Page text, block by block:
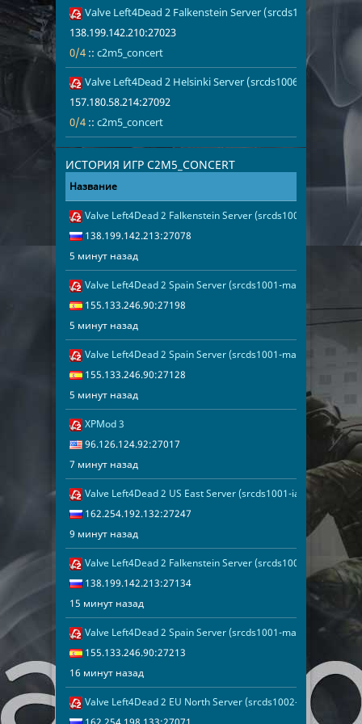
Valve Left4Dead 2 Falkenstein Server (srcds1005-fsn-
138.199.142.210:27023
0/4 :: c2m5_concert
0/4
Valve Left4Dead 2 Helsinki Server (srcds1006-hel-
157.180.58.214:27092
0/4 :: c2m5_concert
ИСТОРИЯ ИГР C2M5_CONCERT
Название Адрес
Дата
Valve Left4Dead 2 Falkenstein Server (srcds1002-fsn-
138.199.142.213:27078
5 минут назад
Valve Left4Dead 2 Spain Server (srcds1001-mad1.195.184)
155.133.246.90:27198
5 минут назад
Valve Left4Dead 2 Spain Server (srcds1001-mad1.195.114)
155.133.246.90:27128
5 минут назад
XPMod 3
96.126.124.92:27017
7 минут назад
7 минут
Valve Left4Dead 2 US East Server (srcds1001-iad1.121.233)
162.254.192.132:27247
9 минут назад
9 минут
Valve Left4Dead 2 Falkenstein Server (srcds1002-fsn-
138.199.142.213:27134
15 минут назад
15 минут
Valve Left4Dead 2 Spain Server (srcds1001-mad1.195.199)
155.133.246.90:27213
16 минут назад
16 минут
Valve Left4Dead 2 EU North Server (srcds1002-sto1.181.57)
17 минут